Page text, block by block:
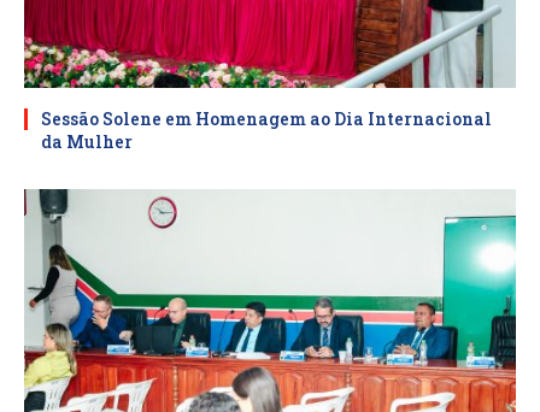
Sessão Solene em Homenagem ao Dia Internacional
da Mulher